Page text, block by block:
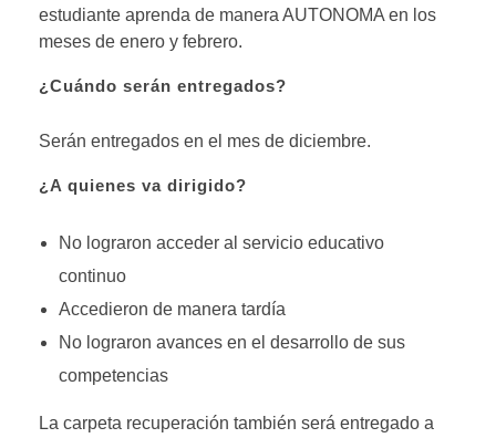
estudiante aprenda de manera AUTONOMA en los
meses de enero y febrero.
¿Cuándo serán entregados?
Serán entregados en el mes de diciembre.
¿A quienes va dirigido?
No lograron acceder al servicio educativo
continuo
Accedieron de manera tardía
No lograron avances en el desarrollo de sus
competencias
La carpeta recuperación también será entregado a